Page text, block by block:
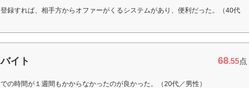
録すれば、相手方からオファーがくるシステムがあり、便利だった。（40代
イト 68.55点
の時間が１週間もかからなかったのが良かった。（20代／男性）